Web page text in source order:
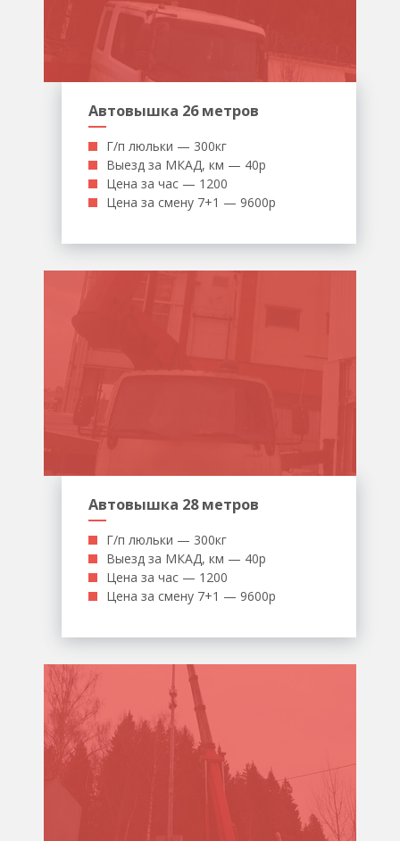
Автовышка 26 метров
Г/п люльки — 300кг
Выезд за МКАД, км — 40р
Цена за час — 1200
Цена за смену 7+1 — 9600р
Автовышка 28 метров
Г/п люльки — 300кг
Выезд за МКАД, км — 40р
Цена за час — 1200
Цена за смену 7+1 — 9600р